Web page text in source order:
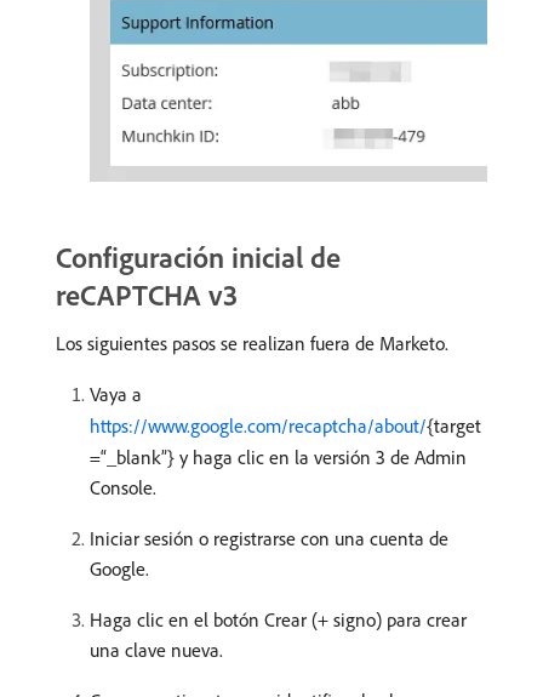
Configuración inicial de
reCAPTCHA v3
Los siguientes pasos se realizan fuera de Marketo.
Vaya a
https://www.google.com/recaptcha/about/{target
=“_blank”} y haga clic en la versión 3 de Admin
Console.
Iniciar sesión o registrarse con una cuenta de
Google.
Haga clic en el botón Crear (+ signo) para crear
una clave nueva.